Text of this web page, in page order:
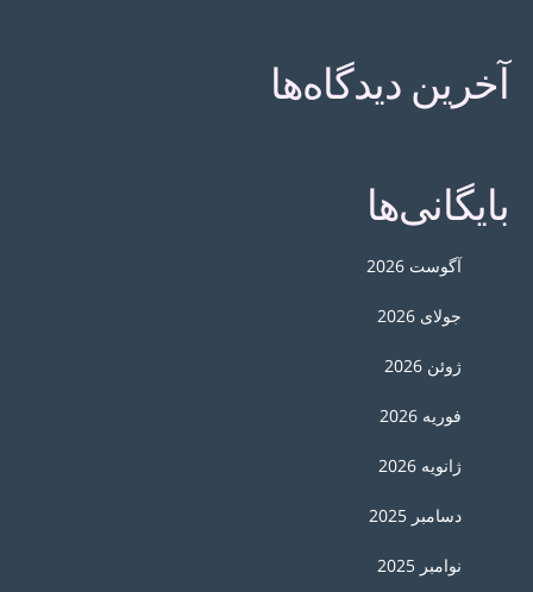
آخرین دیدگاه‌ها
بایگانی‌ها
آگوست 2026
جولای 2026
ژوئن 2026
فوریه 2026
ژانویه 2026
دسامبر 2025
نوامبر 2025